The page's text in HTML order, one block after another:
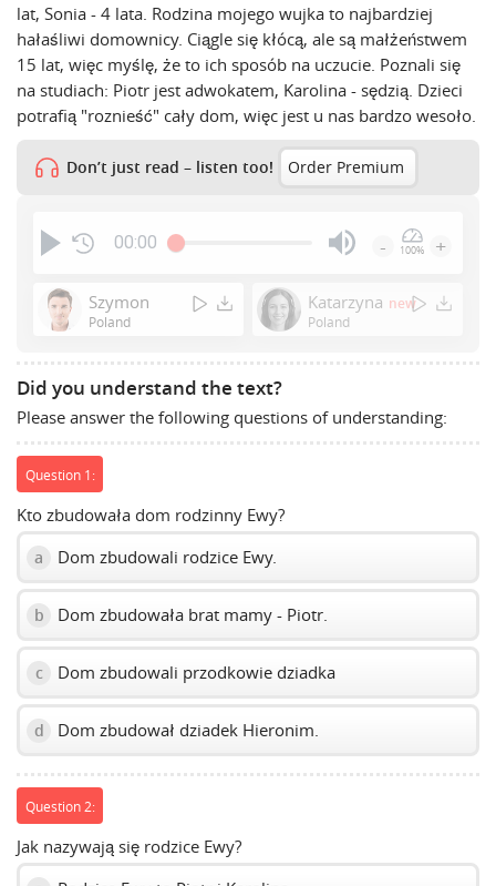
lat, Sonia - 4 lata. Rodzina mojego wujka to najbardziej
hałaśliwi domownicy. Ciągle się kłócą, ale są małżeństwem
15 lat, więc myślę, że to ich sposób na uczucie. Poznali się
na studiach: Piotr jest adwokatem, Karolina - sędzią. Dzieci
potrafią "roznieść" cały dom, więc jest u nas bardzo wesoło.
Don’t just read – listen too! Order Premium
00:00
Enter
or
volume
- 100% +
Szymon
Poland
Katarzyna new
Poland
Did you understand the text?
Please answer the following questions of understanding:
Question 1:
Kto zbudowała dom rodzinny Ewy?
a Dom zbudowali rodzice Ewy.
b Dom zbudowała brat mamy - Piotr.
c Dom zbudowali przodkowie dziadka
d Dom zbudował dziadek Hieronim.
Question 2:
Jak nazywają się rodzice Ewy?